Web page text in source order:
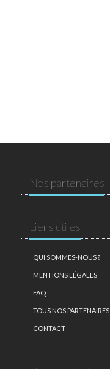
Nos partenaires
Liens utiles
QUI SOMMES-NOUS ?
MENTIONS LÉGALES
FAQ
TOUS NOS PARTENAIRES
CONTACT